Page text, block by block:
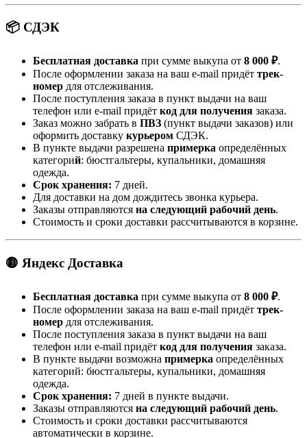
📦 СДЭК
Бесплатная доставка при сумме выкупа от 8 000 ₽.
После оформлении заказа на ваш e-mail придёт трек-
номер для отслеживания.
После поступления заказа в пункт выдачи на ваш
телефон или e-mail придёт код для получения заказа.
Заказ можно забрать в ПВЗ (пункт выдачи заказов) или
оформить доставку курьером СДЭК.
В пункте выдачи разрешена примерка определённых
категорий: бюстгальтеры, купальники, домашняя
одежда.
Срок хранения: 7 дней.
Для доставки на дом дождитесь звонка курьера.
Заказы отправляются на следующий рабочий день.
Стоимость и сроки доставки рассчитываются в корзине.
🟡 Яндекс Доставка
Бесплатная доставка при сумме выкупа от 8 000 ₽.
После оформлении заказа на ваш e-mail придёт трек-
номер для отслеживания.
После поступления заказа в пункт выдачи на ваш
телефон или e-mail придёт код для получения заказа.
В пункте выдачи возможна примерка определённых
категорий: бюстгальтеры, купальники, домашняя
одежда.
Срок хранения: 7 дней в пункте выдачи.
Заказы отправляются на следующий рабочий день.
Стоимость и сроки доставки рассчитываются
автоматически в корзине.